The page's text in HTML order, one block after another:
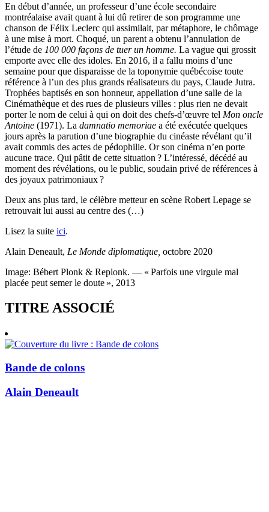
En début d’année, un professeur d’une école secondaire
montréalaise avait quant à lui dû retirer de son programme une
chanson de Félix Leclerc qui assimilait, par métaphore, le chômage
à une mise à mort. Choqué, un parent a obtenu l’annulation de
l’étude de 100 000 façons de tuer un homme. La vague qui grossit
emporte avec elle des idoles. En 2016, il a fallu moins d’une
semaine pour que disparaisse de la toponymie québécoise toute
référence à l’un des plus grands réalisateurs du pays, Claude Jutra.
Trophées baptisés en son honneur, appellation d’une salle de la
Cinémathèque et des rues de plusieurs villes : plus rien ne devait
porter le nom de celui à qui on doit des chefs-d’œuvre tel Mon oncle
Antoine (1971). La damnatio memoriae a été exécutée quelques
jours après la parution d’une biographie du cinéaste révélant qu’il
avait commis des actes de pédophilie. Or son cinéma n’en porte
aucune trace. Qui pâtit de cette situation ? L’intéressé, décédé au
moment des révélations, ou le public, soudain privé de références à
des joyaux patrimoniaux?
Deux ans plus tard, le célèbre metteur en scène Robert Lepage se
retrouvait lui aussi au centre des (…)
Lisez la suite ici.
Alain Deneault, Le Monde diplomatique, octobre 2020
Image: Bébert Plonk & Replonk. — « Parfois une virgule mal
placée peut semer le doute », 2013
TITRE ASSOCIÉ
Bande de colons
Alain Deneault